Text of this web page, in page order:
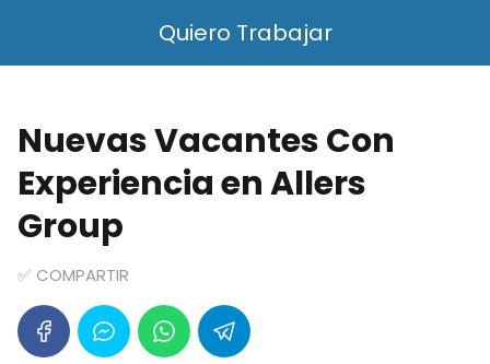
Quiero Trabajar
Nuevas Vacantes Con
Experiencia en Allers
Group
✅ COMPARTIR